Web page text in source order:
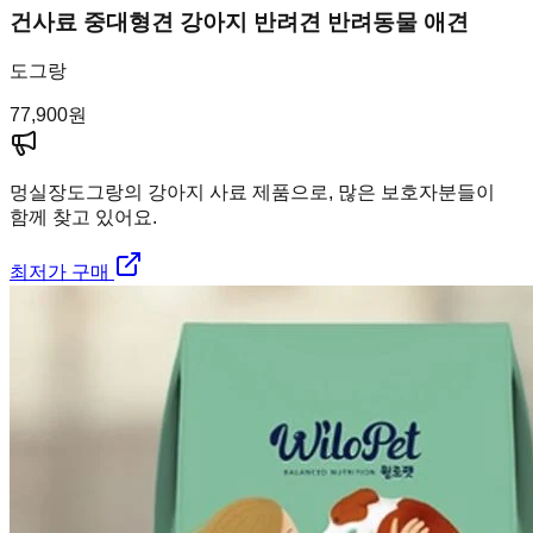
건사료 중대형견 강아지 반려견 반려동물 애견
도그랑
77,900원
멍실장도그랑의 강아지 사료 제품으로, 많은 보호자분들이
함께 찾고 있어요.
최저가 구매